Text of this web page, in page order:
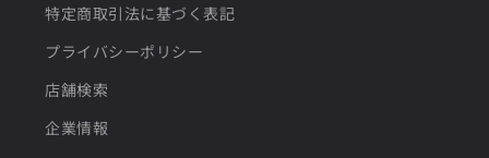
特定商取引法に基づく表記
プライバシーポリシー
店舗検索
企業情報